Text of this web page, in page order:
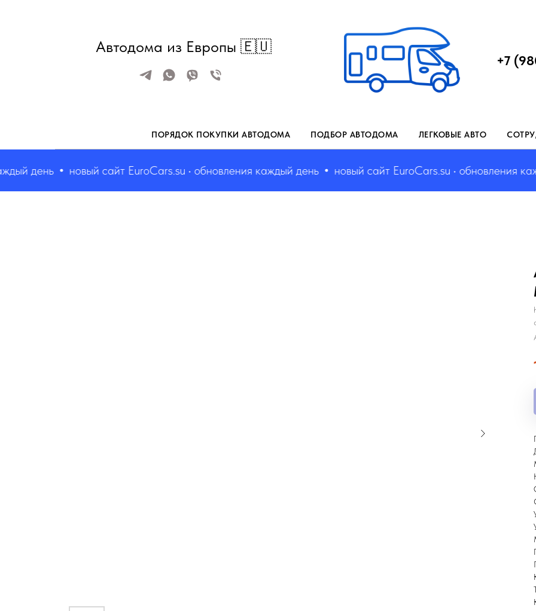
Автодома из Европы 🇪🇺
+7
ПОРЯДОК ПОКУПКИ АВТОДОМА ПОДБОР АВТОДОМА ЛЕГКОВЫЕ АВТО
день новый сайт EuroCars.su • обновления каждый день новый сайт EuroCars.su • обновления